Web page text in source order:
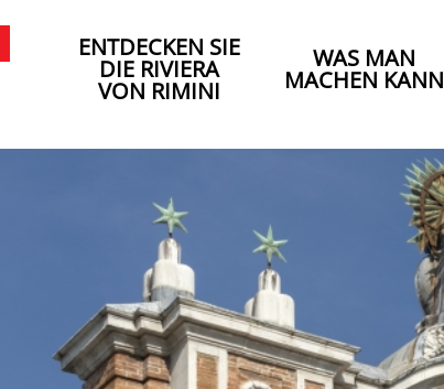
ENTDECKEN SIE
DIE RIVIERA
VON RIMINI
WAS MAN
MACHEN KANN